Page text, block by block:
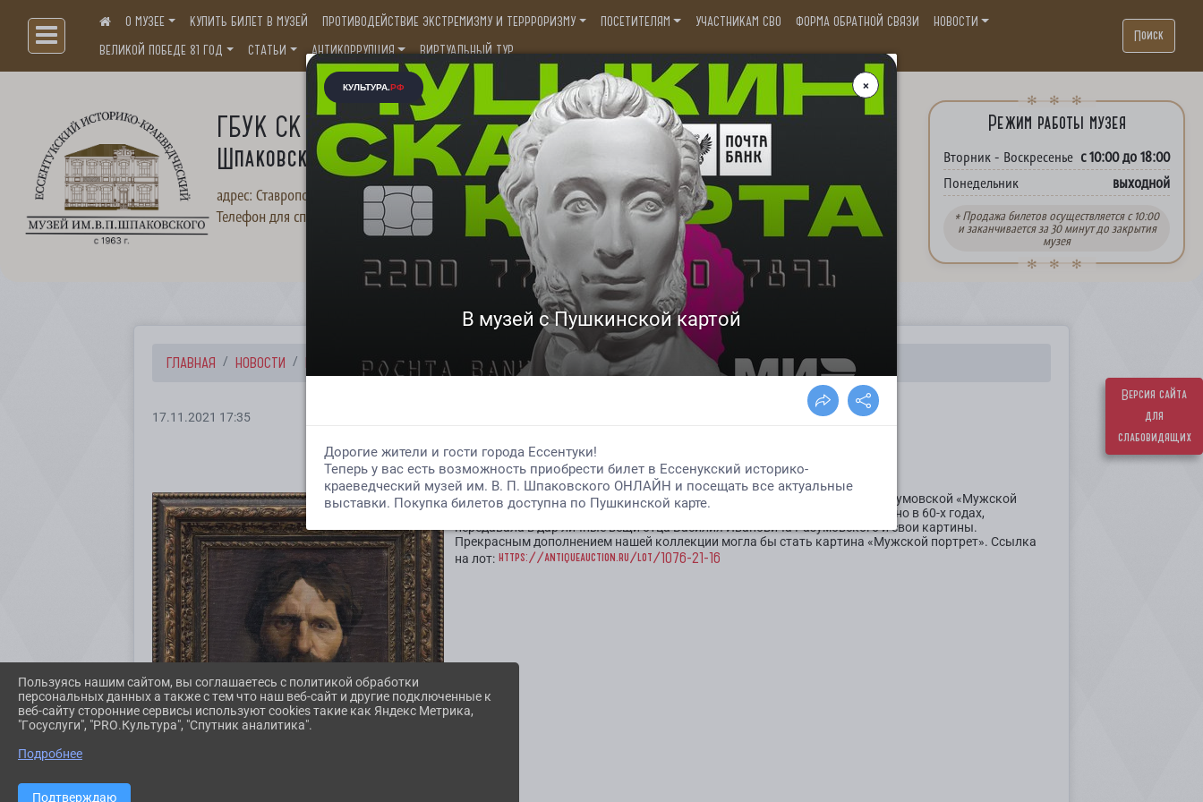
Версия сайта
для
слабовидящих
Больше, чем музей...О МУЗЕЕ КУПИТЬ БИЛЕТ В МУЗЕЙ ПРОТИВОДЕЙСТВИЕ ЭКСТРЕМИЗМУ И ТЕРРРОРИЗМУ ПОСЕТИТЕЛЯМ УЧАСТНИКАМ СВО ФОРМА ОБРАТНОЙ СВЯЗИ
НОВОСТИ
ВЕЛИКОЙ ПОБЕДЕ 81 ГОД
СТАТЬИ АНТИКОРРУПЦИЯ ВИРТУАЛЬНЫЙ ТУР
Поиск
ГБУК СК "Ессентукский историко-краеведческий музей им. В. П.
Шпаковского"
адрес: Ставропольский край, г. Ессентуки, ул. Кисловодская, д. 5
Телефон для справок:
+7(87934) 66-44-1 8(928)632-49-49
Режим работы музея
Вторник - Воскресенье с 10:00 до 18:00
Понедельник выходной
* Продажа билетов осуществляется с 10:00
и заканчивается за 30 минут до закрытия
музея
ГЛАВНАЯ НОВОСТИ НОВОСТИ Дорогие друзья!
17.11.2021 17:35
ДОРОГИЕ ДРУЗЬЯ!
Сейчас на аукционе в продаже выставлена работа Юлии Васильевной Разумовской «Мужской
портрет». Сама художница очень тесно сотрудничала с нашим музеем лично в 60-х годах,
передавала в дар личные вещи отца Василия Ивановича Разумовского и свои картины.
Прекрасным дополнением нашей коллекции могла бы стать картина «Мужской портрет». Ссылка
на лот:https://antiqueauction.ru/lot/1076-21-16
Пользуясь нашим сайтом, вы соглашаетесь с политикой обработки
персональных данных а также с тем что наш веб-сайт и другие подключенные к
веб-сайту сторонние сервисы используют cookies такие как Яндекс Метрика,
"Госуслуги", "PRO.Культура", "Спутник аналитика".
Подробнее
Подтверждаю